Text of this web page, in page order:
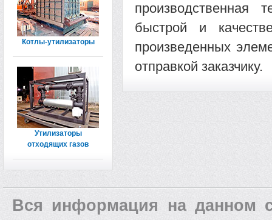
производственная
быстрой и
произведенных
отправкой заказчику.
Котлы-утилизаторы
Утилизаторы
отходящих газов
Вся информация на данном